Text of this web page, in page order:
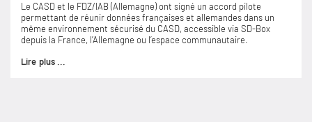
Le CASD et le FDZ/IAB (Allemagne) ont signé un accord pilote
permettant de réunir données françaises et allemandes dans un
même environnement sécurisé du CASD, accessible via SD-Box
depuis la France, l’Allemagne ou l’espace communautaire.
Lire plus ...